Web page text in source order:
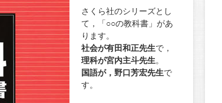
さくら社のシリーズとし
て，「○○の教科書」があ
ります。
社会が有田和正先生で，
理科が宮内主斗先生。
国語が，野口芳宏先生で
す。